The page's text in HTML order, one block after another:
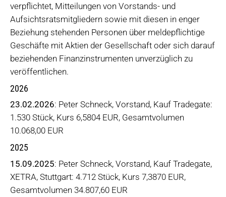
verpflichtet, Mitteilungen von Vorstands- und
Aufsichtsratsmitgliedern sowie mit diesen in enger
Beziehung stehenden Personen über meldepflichtige
Geschäfte mit Aktien der Gesellschaft oder sich darauf
beziehenden Finanzinstrumenten unverzüglich zu
veröffentlichen.
2026
23.02.2026: Peter Schneck, Vorstand, Kauf Tradegate:
1.530 Stück, Kurs 6,5804 EUR, Gesamtvolumen
10.068,00 EUR
2025
15.09.2025: Peter Schneck, Vorstand, Kauf Tradegate,
XETRA, Stuttgart: 4.712 Stück, Kurs 7,3870 EUR,
Gesamtvolumen 34.807,60 EUR